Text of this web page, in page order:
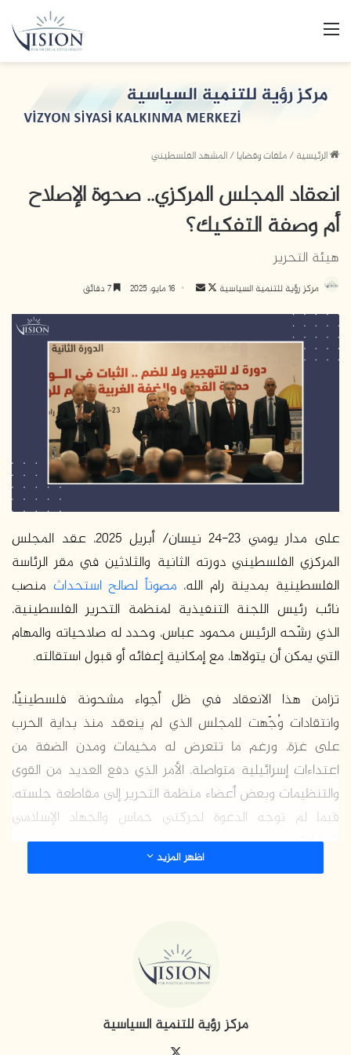
الرئيسية/ملفات وقضايا/المشهد الفلسطيني
انعقاد المجلس المركزي.. صحوة الإصلاح
أم وصفة التفكيك؟
هيئة التحرير
مركز رؤية للتنمية السياسية
ت
ع
ل
ى
ل
ر
ي
د
ا
إ
ل
ت
ر
ي
ا
16 مايو، 2025
على مدار يومي 23-24 نيسان/ أبريل 2025، عقد المجلس
المركزي الفلسطيني دورته الثانية والثلاثين في مقر الرئاسة
الفلسطينية بمدينة رام الله، مصوتاً لصالح استحداث منصب
نائب رئيس اللجنة التنفيذية لمنظمة التحرير الفلسطينية،
الذي رشّحه الرئيس محمود عباس، وحدد له صلاحياته والمهام
التي يمكن أن يتولاها، مع إمكانية إعفائه أو قبول استقالته.
تزامن هذا الانعقاد في ظل أجواء مشحونة فلسطينيًا،
وانتقادات وُجّهت للمجلس الذي لم ينعقد منذ بداية الحرب
على غزة، ورغم ما تتعرض له مخيمات ومدن الضفة من
اعتداءات إسرائيلية متواصلة، الأمر الذي دفع العديد من القوى
والتنظيمات وبعض أعضاء منظمة التحرير إلى مقاطعة جلسته،
فيما لم توجه الدعوة لحركتي حماس والجهاد الإسلامي
للمشاركة.
استجابة لضغوط ومطالب أطراف عربية وإقليمية ودولية، مما
يعني مزيدًا من التفكيك والخلاف الفلسطيني الداخلي، ومزيدًا
اظهر المزيد
مركز رؤية للتنمية السياسية